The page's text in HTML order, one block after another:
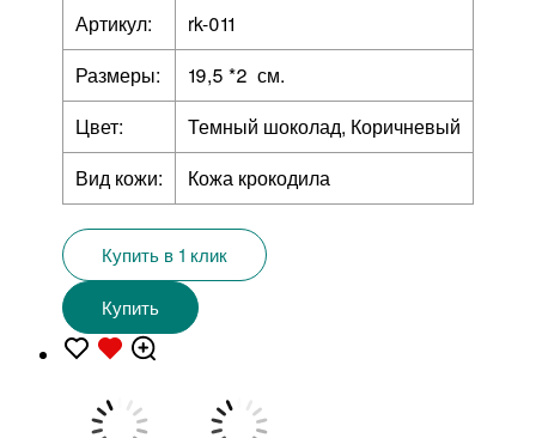
Артикул:
rk-011
Размеры:
19,5 *2 см.
Цвет:
Темный шоколад, Коричневый
Вид кожи:
Кожа крокодила
Купить в 1 клик
Купить